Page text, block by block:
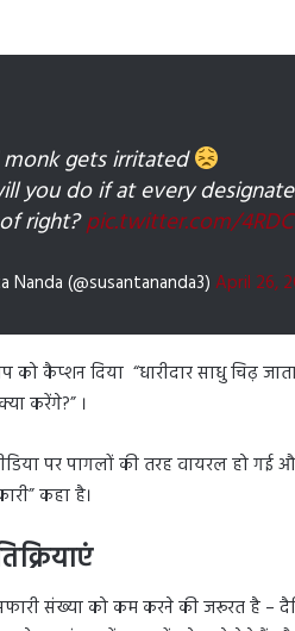
gets irritated
you do if at every
right?pic.twitter.com/
Nanda (@susantananda3) April 26,
को कैप्शन दिया “धारीदार साधु चिढ़
करेंगे?” ।
पर पागलों की तरह वायरल हो गई
कहा है।
संख्या को कम करने की जरूरत है –